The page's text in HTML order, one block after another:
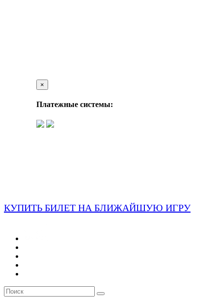
×
Платежные системы:
КУПИТЬ БИЛЕТ НА БЛИЖАЙШУЮ ИГРУ